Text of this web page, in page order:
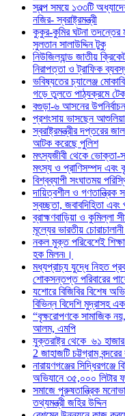
স্বল্প সময়ে ১৩৩টি
নজির- স্বরাষ্ট্রমন্ত্রী
কুকুর-কুমির ঘটনা তদন্তের
সুলতান সালাউদ্দিন টুকু
নিউজিল্যান্ড জাতীয়
নিরাপত্তা ও ট্রাফিক
ভবিষ্যতের চ্যালেঞ্জ
গড়ে তুলতে পাঠ্যক্রমে
বগুড়া-৬ আসনের
প্রশংসায় ভাসছেন
স্বরাষ্ট্রমন্ত্রীর দপ্তরের
আটক করেছে পুলিশ
মৎস্যজীবী থেকে ভোক্তা-
মৎস্য ও প্রাণিসম্পদ এবং
বিশ্বব্যাপী সংঘাতময়
দায়িত্বশীল ও গণতান্ত্রিক
স্বচ্ছতা, জবাবদিহিতা এবং
ব্রাহ্মণবাড়িয়া ও কুমিল্লা
মূল্যের ভারতীয়
নকল মুক্ত পরিবেশেই
হক মিলন৷।
মধ্যপ্রাচ্য যুদ্ধে নিহত
শোকসন্তপ্ত পরিবারের
যশোরে বিজিবির বিশেষ
বিভিন্ন বিদেশি মুদ্রাসহ
“বৃক্ষরোপণকে সামাজিক
আলম, এমপি
যুক্তরাষ্ট্র থেকে ৬১
2 জাহাজটি চট্টগ্রাম
নারায়ণগঞ্জের
অভিযানে ৩৫,০০০ লিটার
সমাজে পুরুষতান্ত্রিক
তথ্যমন্ত্রী জহির উদ্দিন